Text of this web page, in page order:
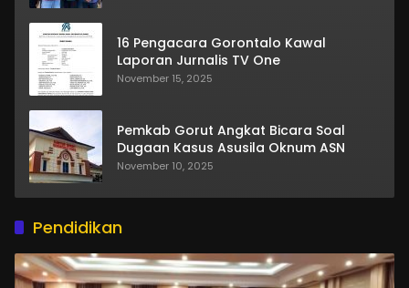
16 Pengacara Gorontalo Kawal
Laporan Jurnalis TV One
November 15, 2025
Pemkab Gorut Angkat Bicara Soal
Dugaan Kasus Asusila Oknum ASN
November 10, 2025
Pendidikan